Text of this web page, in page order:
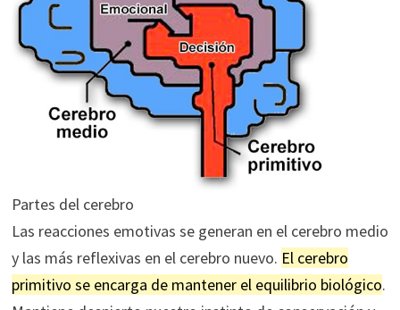
Partes del cerebro
Las reacciones emotivas se generan en el cerebro medio
y las más reflexivas en el cerebro nuevo. El cerebro
primitivo se encarga de mantener el equilibrio biológico.